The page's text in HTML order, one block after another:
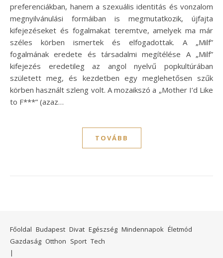
preferenciákban, hanem a szexuális identitás és vonzalom
megnyilvánulási formáiban is megmutatkozik, újfajta
kifejezéseket és fogalmakat teremtve, amelyek ma már
széles körben ismertek és elfogadottak. A „Milf”
fogalmának eredete és társadalmi megítélése A „Milf”
kifejezés eredetileg az angol nyelvű popkultúrában
született meg, és kezdetben egy meglehetősen szűk
körben használt szleng volt. A mozaikszó a „Mother I’d Like
to F***” (azaz…
TOVÁBB
Főoldal Budapest Divat Egészség Mindennapok Életmód
Gazdaság Otthon Sport Tech